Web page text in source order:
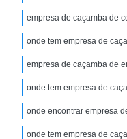
empresa de caçamba de
onde tem empresa de
empresa de caçamba de
onde tem empresa de
onde encontrar empresa
onde tem empresa de